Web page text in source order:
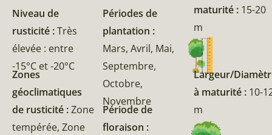
Niveau de
rusticité :Très
élevée : entre
-15°C et -20°C
Zones
géoclimatiques
de rusticité :Zone
tempérée, Zone
Périodes de
plantation :
Mars, Avril, Mai,
Septembre,
Octobre,
Novembre
Période de
floraison :
maturité : 15-20
m
Largeur/
à maturité : 10-
m